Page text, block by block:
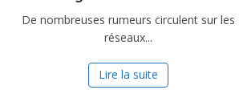
De nombreuses rumeurs circulent sur les
réseaux...
Lire la suite